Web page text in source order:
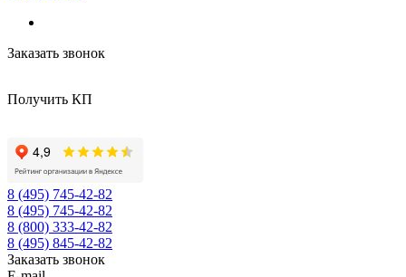
Заказать звонок
Получить КП
8 (495) 745-42-82
8 (495) 745-42-82
8 (800) 333-42-82
8 (495) 845-42-82
Заказать звонок